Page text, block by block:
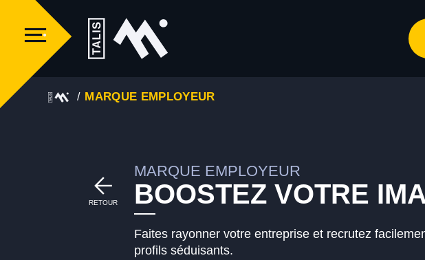
MARQUE EMPLOYEUR
RETOUR
MARQUE EMPLOYEUR
BOOSTEZ VOTRE
Faites rayonner votre entreprise et recrutez
profils séduisants.